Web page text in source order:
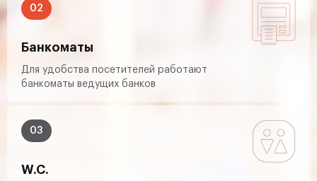
Банкоматы
Для удобства посетителей работают
банкоматы ведущих банков
W.C.